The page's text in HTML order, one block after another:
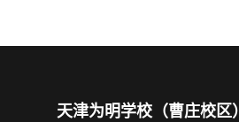
天津为明学校（曹庄校区）